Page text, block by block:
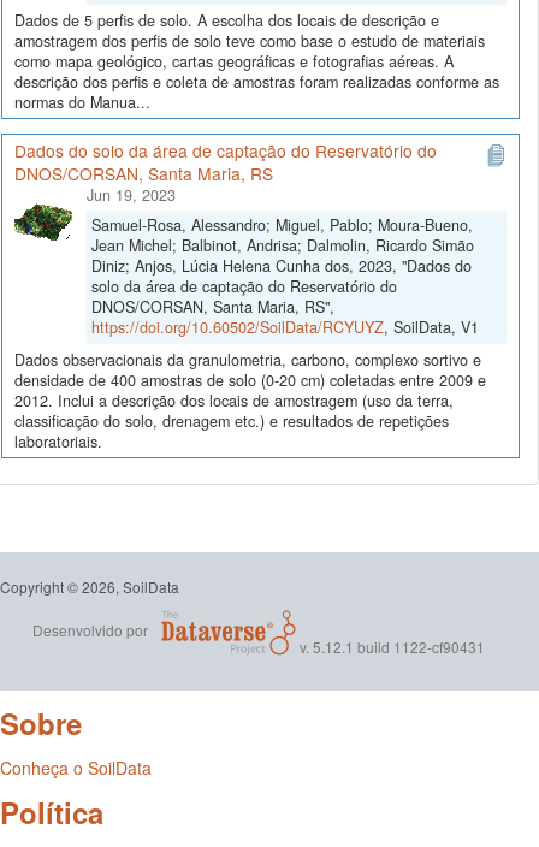
Dados de 5 perfis de solo. A escolha dos locais de descrição e
amostragem dos perfis de solo teve como base o estudo de materiais
como mapa geológico, cartas geográficas e fotografias aéreas. A
descrição dos perfis e coleta de amostras foram realizadas conforme as
normas do Manua...
Dados do solo da área de captação do Reservatório do
DNOS/CORSAN, Santa Maria, RS
Jun 19, 2023
Samuel-Rosa, Alessandro; Miguel, Pablo; Moura-Bueno,
Jean Michel; Balbinot, Andrisa; Dalmolin, Ricardo Simão
Diniz; Anjos, Lúcia Helena Cunha dos, 2023, "Dados do
solo da área de captação do Reservatório do
DNOS/CORSAN, Santa Maria, RS",
https://doi.org/10.60502/SoilData/RCYUYZ, SoilData, V1
Dados observacionais da granulometria, carbono, complexo sortivo e
densidade de 400 amostras de solo (0-20 cm) coletadas entre 2009 e
2012. Inclui a descrição dos locais de amostragem (uso da terra,
classificação do solo, drenagem etc.) e resultados de repetições
laboratoriais.
Copyright © 2026, SoilData
Desenvolvido por
v. 5.12.1 build 1122-cf90431
Sobre
Conheça o SoilData
Política